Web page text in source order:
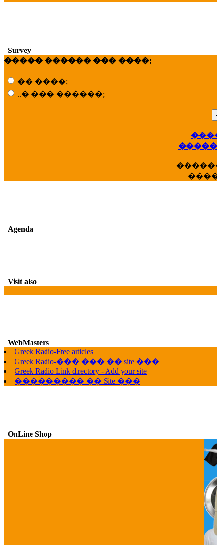
Survey
����� ������ ��� ����;
�� ����;
..� ��� ������;
Agenda
Visit also
WebMasters
Greek Radio-Free articles
Greek Radio-��� ��� �� site ���
Greek Radio Link directory - Add your site
��������� �� Site ���
OnLine Shop